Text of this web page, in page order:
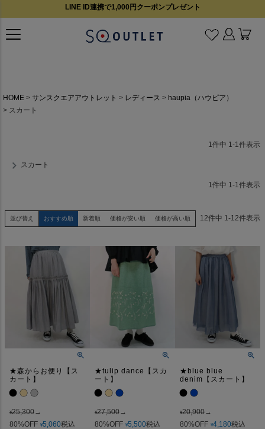
LINE ID連携で1,000円クーポンプレゼント
HOME サンスクエアアウトレット レディース
haupia（ハウピア）
スカート
1件中 1-1件表示
スカート
1 件中 1 -1 件表示
並び替え おすすめ順 新着順 価格が安い順 価格が高い順 12件中 1-12件表示
★森からお便り【ス
カート】
¥25,300→
80%OFF ¥5,060税込
★tulip dance【スカ
ート】
¥27,500→
80%OFF ¥5,500税込
★blue blue
denim【スカート】
¥20,900→
80%OFF ¥4,180税込